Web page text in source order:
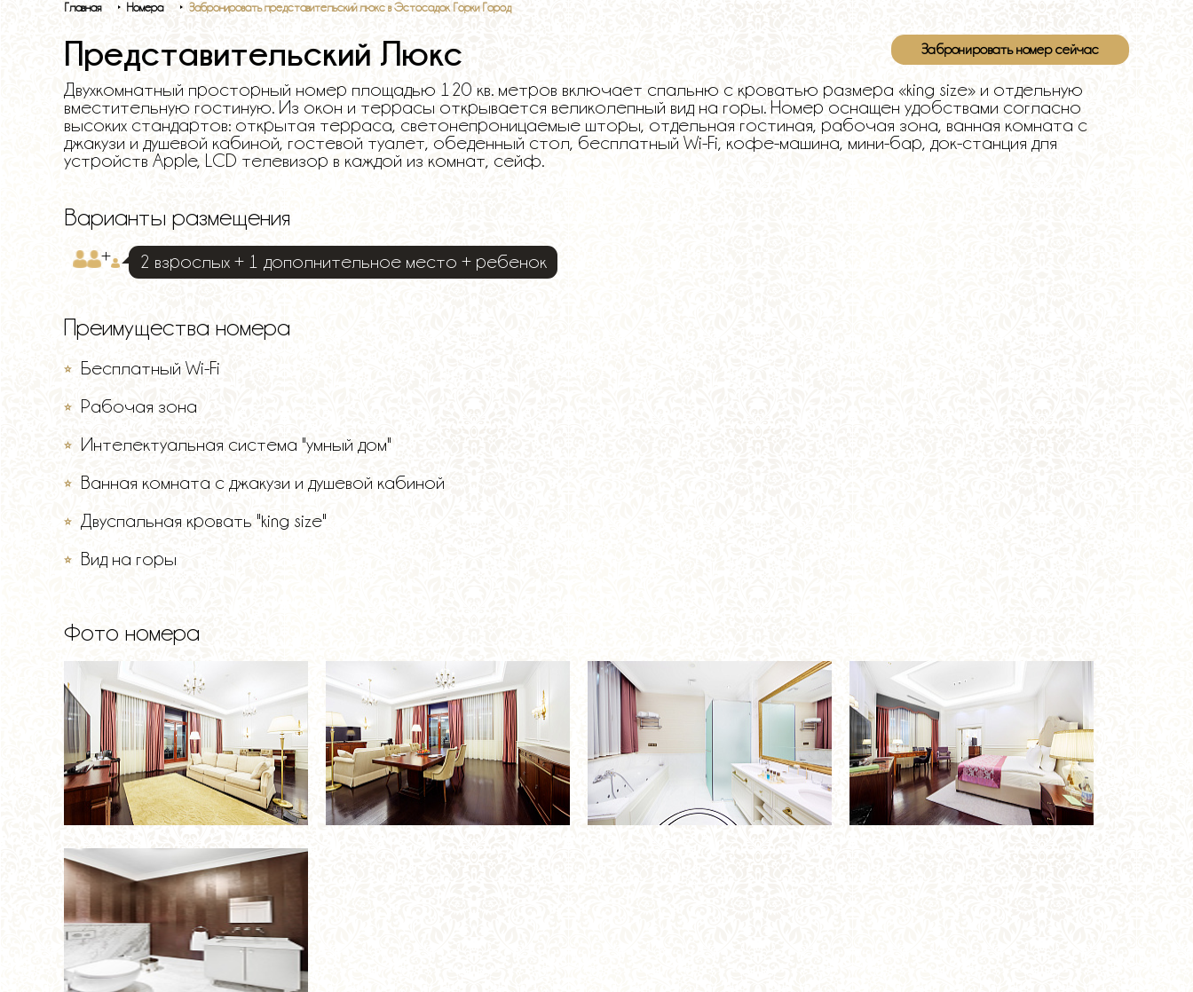
Главная Номера Забронировать представительский люкс в Эстосадок Горки Город
Представительский Люкс Забронировать номер сейчас
Двухкомнатный просторный номер площадью 120 кв. метров включает спальню с кроватью размера «king size» и отдельную
вместительную гостиную. Из окон и террасы открывается великолепный вид на горы. Номер оснащен удобствами согласно
высоких стандартов: открытая терраса, светонепроницаемые шторы, отдельная гостиная, рабочая зона, ванная комната с
джакузи и душевой кабиной, гостевой туалет, обеденный стол, бесплатный Wi-Fi, кофе-машина, мини-бар, док-станция для
устройств Apple, LCD телевизор в каждой из комнат, сейф.
Варианты размещения
+ 2 взрослых + 1 дополнительное место + ребенок
Преимущества номера
Бесплатный Wi-Fi
Рабочая зона
Интелектуальная система "умный дом"
Ванная комната с джакузи и душевой кабиной
Двуспальная кровать "king size"
Вид на горы
Фото номера